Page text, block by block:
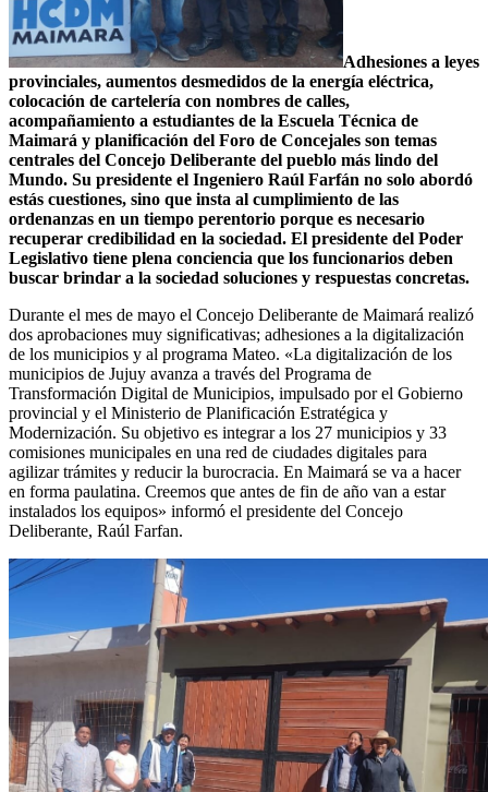
Adhesiones a leyes
provinciales, aumentos desmedidos de la energía eléctrica,
colocación de cartelería con nombres de calles,
acompañamiento a estudiantes de la Escuela Técnica de
Maimará y planificación del Foro de Concejales son temas
centrales del Concejo Deliberante del pueblo más lindo del
Mundo. Su presidente el Ingeniero Raúl Farfán no solo abordó
estás cuestiones, sino que insta al cumplimiento de las
ordenanzas en un tiempo perentorio porque es necesario
recuperar credibilidad en la sociedad. El presidente del Poder
Legislativo tiene plena conciencia que los funcionarios deben
buscar brindar a la sociedad soluciones y respuestas concretas.
Durante el mes de mayo el Concejo Deliberante de Maimará realizó
dos aprobaciones muy significativas; adhesiones a la digitalización
de los municipios y al programa Mateo. «La digitalización de los
municipios de Jujuy avanza a través del Programa de
Transformación Digital de Municipios, impulsado por el Gobierno
provincial y el Ministerio de Planificación Estratégica y
Modernización. Su objetivo es integrar a los 27 municipios y 33
comisiones municipales en una red de ciudades digitales para
agilizar trámites y reducir la burocracia. En Maimará se va a hacer
en forma paulatina. Creemos que antes de fin de año van a estar
instalados los equipos» informó el presidente del Concejo
Deliberante, Raúl Farfan.